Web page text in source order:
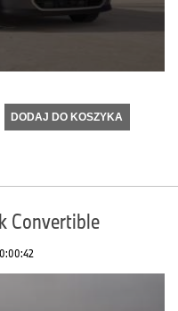
DODAJ DO KOSZYKA
Convertible